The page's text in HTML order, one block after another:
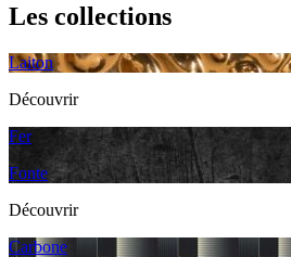
Les collections
Laiton
Découvrir
Fer
Fonte
Découvrir
Carbone